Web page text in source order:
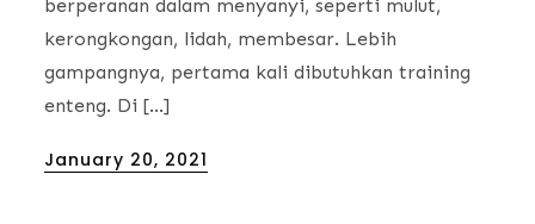
berperanan dalam menyanyi, seperti mulut,
kerongkongan, lidah, membesar. Lebih
gampangnya, pertama kali dibutuhkan training
enteng. Di […]
Posted
January 20, 2021